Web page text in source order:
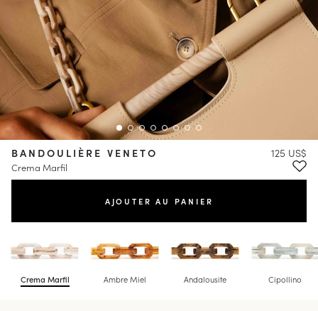
BANDOULIÈRE VENETO
Crema Marfil
125 US$
AJOUTER AU PANIER
Crema Marfil Ambre Miel Andalousite Cipollino